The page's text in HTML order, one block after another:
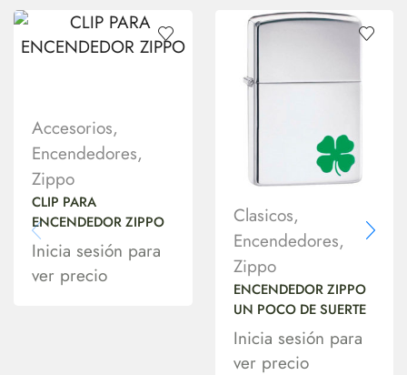
Accesorios,
Encendedores,
Zippo
CLIP PARA
ENCENDEDOR ZIPPO
Inicia sesión para
ver precio
Clasicos,
Encendedores,
Zippo
ENCENDEDOR ZIPPO
UN POCO DE SUERTE
Inicia sesión para
ver precio